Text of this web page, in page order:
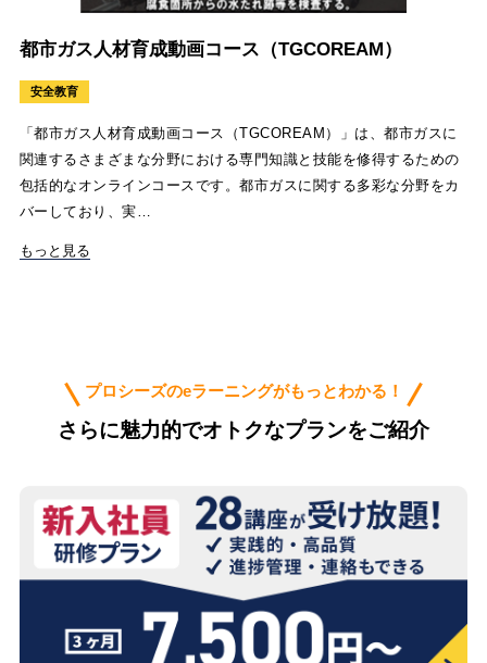
都市ガス人材育成動画コース（TGCOREAM）
安全教育
「都市ガス人材育成動画コース（TGCOREAM）」は、都市ガスに
関連するさまざまな分野における専門知識と技能を修得するための
包括的なオンラインコースです。都市ガスに関する多彩な分野をカ
バーしており、実…
もっと見る
プロシーズのeラーニングがもっとわかる！
さらに魅力的でオトクなプランをご紹介